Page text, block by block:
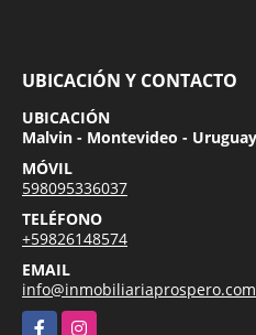
UBICACIÓN Y CONTACTO
UBICACIÓN
Malvin - Montevideo - Uruguay
MÓVIL
598095336037
TELÉFONO
+59826148574
EMAIL
FacebookInstagram